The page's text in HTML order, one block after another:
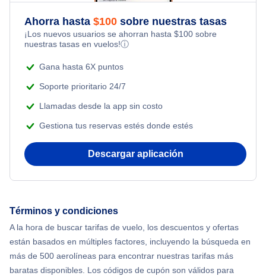
Ahorra hasta $100 sobre nuestras tasas
¡Los nuevos usuarios se ahorran hasta $100 sobre
nuestras tasas en vuelos!ⓘ
Gana hasta 6X puntos
Soporte prioritario 24/7
Llamadas desde la app sin costo
Gestiona tus reservas estés donde estés
Descargar aplicación
Términos y condiciones
A la hora de buscar tarifas de vuelo, los descuentos y ofertas
están basados en múltiples factores, incluyendo la búsqueda en
más de 500 aerolíneas para encontrar nuestras tarifas más
baratas disponibles. Los códigos de cupón son válidos para